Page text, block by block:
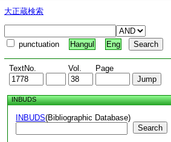
大正蔵検索
punctuation Hangul Eng
TextNo. Vol. Page
INBUDS
INBUDS(Bibliographic Database)
Search